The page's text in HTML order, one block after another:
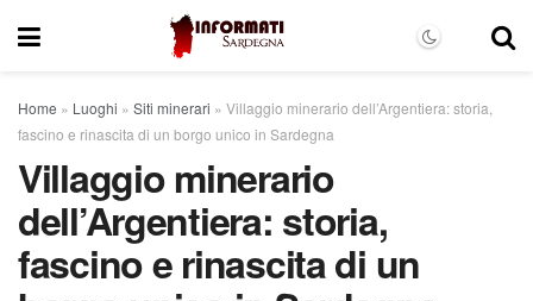
Home » Luoghi » Siti minerari » Villaggio minerario dell’Argentiera: storia,
fascino e rinascita di un borgo unico in Sardegna
Villaggio minerario
dell’Argentiera: storia,
fascino e rinascita di un